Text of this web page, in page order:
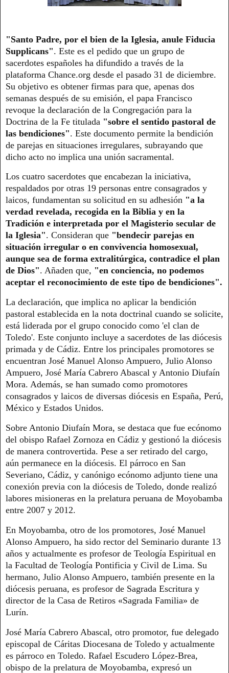
"Santo Padre, por el bien de la Iglesia, anule Fiducia
Supplicans". Este es el pedido que un grupo de
sacerdotes españoles ha difundido a través de la
plataforma Chance.org desde el pasado 31 de diciembre.
Su objetivo es obtener firmas para que, apenas dos
semanas después de su emisión, el papa Francisco
revoque la declaración de la Congregación para la
Doctrina de la Fe titulada "sobre el sentido pastoral de
las bendiciones". Este documento permite la bendición
de parejas en situaciones irregulares, subrayando que
dicho acto no implica una unión sacramental.
Los cuatro sacerdotes que encabezan la iniciativa,
respaldados por otras 19 personas entre consagrados y
laicos, fundamentan su solicitud en su adhesión "a la
verdad revelada, recogida en la Biblia y en la
Tradición e interpretada por el Magisterio secular de
la Iglesia". Consideran que "bendecir parejas en
situación irregular o en convivencia homosexual,
aunque sea de forma extralitúrgica, contradice el plan
de Dios". Añaden que, "en conciencia, no podemos
aceptar el reconocimiento de este tipo de bendiciones".
La declaración, que implica no aplicar la bendición
pastoral establecida en la nota doctrinal cuando se solicite,
está liderada por el grupo conocido como 'el clan de
Toledo'. Este conjunto incluye a sacerdotes de las diócesis
primada y de Cádiz. Entre los principales promotores se
encuentran José Manuel Alonso Ampuero, Julio Alonso
Ampuero, José María Cabrero Abascal y Antonio Diufaín
Mora. Además, se han sumado como promotores
consagrados y laicos de diversas diócesis en España, Perú,
México y Estados Unidos.
Sobre Antonio Diufaín Mora, se destaca que fue ecónomo
del obispo Rafael Zornoza en Cádiz y gestionó la diócesis
de manera controvertida. Pese a ser retirado del cargo,
aún permanece en la diócesis. El párroco en San
Severiano, Cádiz, y canónigo ecónomo adjunto tiene una
conexión previa con la diócesis de Toledo, donde realizó
labores misioneras en la prelatura peruana de Moyobamba
entre 2007 y 2012.
En Moyobamba, otro de los promotores, José Manuel
Alonso Ampuero, ha sido rector del Seminario durante 13
años y actualmente es profesor de Teología Espiritual en
la Facultad de Teología Pontificia y Civil de Lima. Su
hermano, Julio Alonso Ampuero, también presente en la
diócesis peruana, es profesor de Sagrada Escritura y
director de la Casa de Retiros «Sagrada Familia» de
Lurín.
José María Cabrero Abascal, otro promotor, fue delegado
episcopal de Cáritas Diocesana de Toledo y actualmente
es párroco en Toledo. Rafael Escudero López-Brea,
obispo de la prelatura de Moyobamba, expresó un